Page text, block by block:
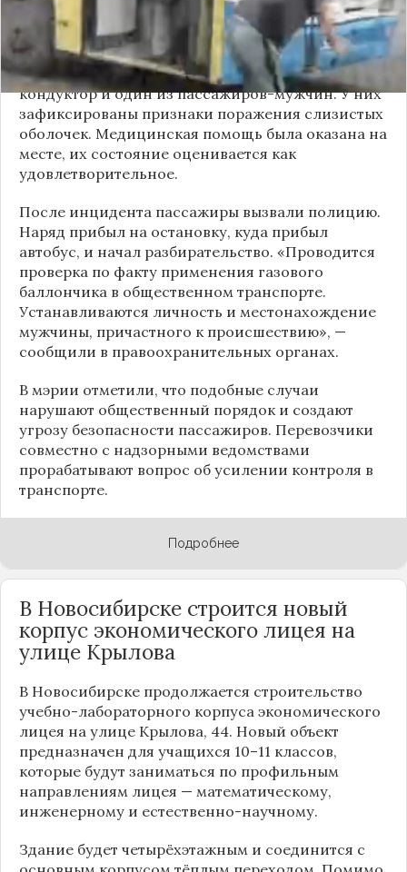
пассажирами. В ходе конфликта он достал
газовый баллончик и распылил его в салоне.
По предварительным данным, пострадали
кондуктор и один из пассажиров-мужчин. У них
зафиксированы признаки поражения слизистых
оболочек. Медицинская помощь была оказана на
месте, их состояние оценивается как
удовлетворительное.
После инцидента пассажиры вызвали полицию.
Наряд прибыл на остановку, куда прибыл
автобус, и начал разбирательство. «Проводится
проверка по факту применения газового
баллончика в общественном транспорте.
Устанавливаются личность и местонахождение
мужчины, причастного к происшествию», —
сообщили в правоохранительных органах.
В мэрии отметили, что подобные случаи
нарушают общественный порядок и создают
угрозу безопасности пассажиров. Перевозчики
совместно с надзорными ведомствами
прорабатывают вопрос об усилении контроля в
транспорте.
Подробнее
В Новосибирске строится новый
корпус экономического лицея на
улице Крылова
В Новосибирске продолжается строительство
учебно-лабораторного корпуса экономического
лицея на улице Крылова, 44. Новый объект
предназначен для учащихся 10–11 классов,
которые будут заниматься по профильным
направлениям лицея — математическому,
инженерному и естественно-научному.
Здание будет четырёхэтажным и соединится с